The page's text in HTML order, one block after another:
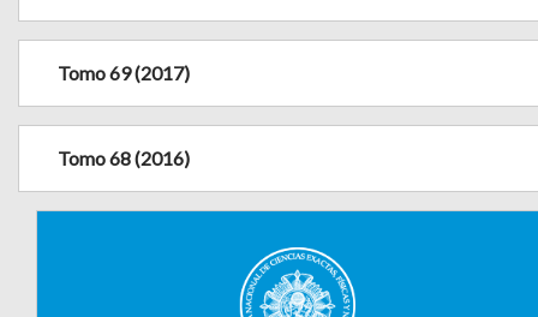
Tomo 69 (2017)
Tomo 68 (2016)